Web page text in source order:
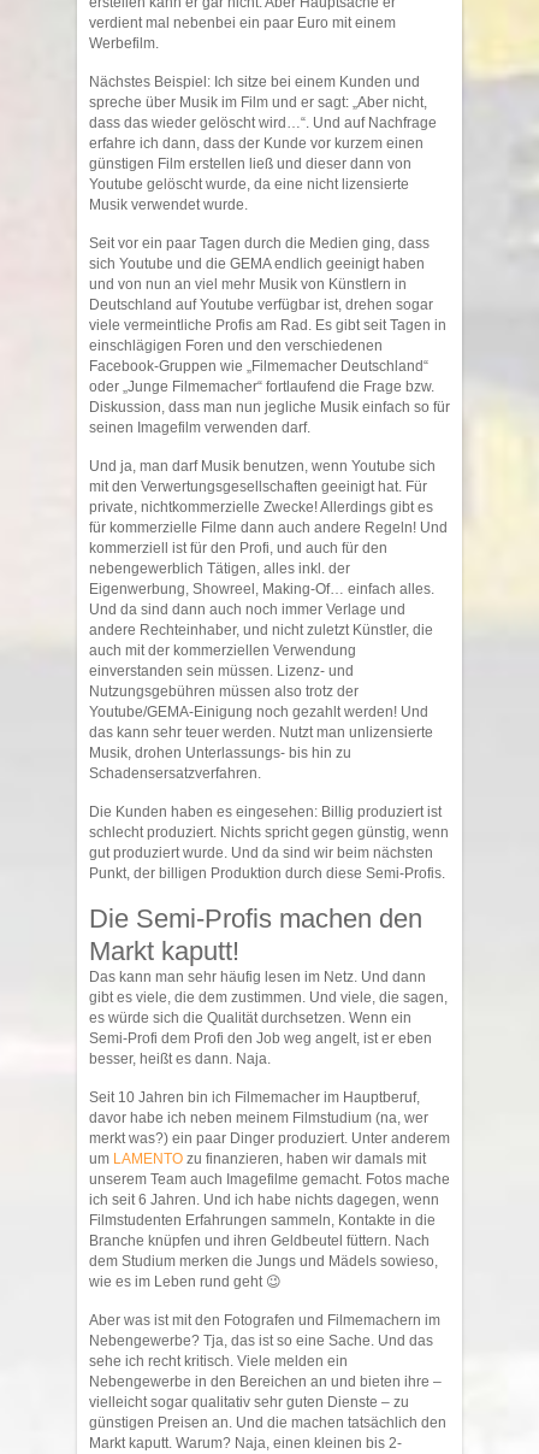
verdient mal nebenbei ein paar Euro mit einem
Werbefilm.
Nächstes Beispiel: Ich sitze bei einem Kunden und
spreche über Musik im Film und er sagt: „Aber nicht,
dass das wieder gelöscht wird…“. Und auf Nachfrage
erfahre ich dann, dass der Kunde vor kurzem einen
günstigen Film erstellen ließ und dieser dann von
Youtube gelöscht wurde, da eine nicht lizensierte
Musik verwendet wurde.
Seit vor ein paar Tagen durch die Medien ging, dass
sich Youtube und die GEMA endlich geeinigt haben
und von nun an viel mehr Musik von Künstlern in
Deutschland auf Youtube verfügbar ist, drehen sogar
viele vermeintliche Profis am Rad. Es gibt seit Tagen in
einschlägigen Foren und den verschiedenen
Facebook-Gruppen wie „Filmemacher Deutschland“
oder „Junge Filmemacher“ fortlaufend die Frage bzw.
Diskussion, dass man nun jegliche Musik einfach so für
seinen Imagefilm verwenden darf.
Und ja, man darf Musik benutzen, wenn Youtube sich
mit den Verwertungsgesellschaften geeinigt hat. Für
private, nichtkommerzielle Zwecke! Allerdings gibt es
für kommerzielle Filme dann auch andere Regeln! Und
kommerziell ist für den Profi, und auch für den
nebengewerblich Tätigen, alles inkl. der
Eigenwerbung, Showreel, Making-Of… einfach alles.
Und da sind dann auch noch immer Verlage und
andere Rechteinhaber, und nicht zuletzt Künstler, die
auch mit der kommerziellen Verwendung
einverstanden sein müssen. Lizenz- und
Nutzungsgebühren müssen also trotz der
Youtube/GEMA-Einigung noch gezahlt werden! Und
das kann sehr teuer werden. Nutzt man unlizensierte
Musik, drohen Unterlassungs- bis hin zu
Schadensersatzverfahren.
Die Kunden haben es eingesehen: Billig produziert ist
schlecht produziert. Nichts spricht gegen günstig, wenn
gut produziert wurde. Und da sind wir beim nächsten
Punkt, der billigen Produktion durch diese Semi-Profis.
Die Semi-Profis machen den
Markt kaputt!
Das kann man sehr häufig lesen im Netz. Und dann
gibt es viele, die dem zustimmen. Und viele, die sagen,
es würde sich die Qualität durchsetzen. Wenn ein
Semi-Profi dem Profi den Job weg angelt, ist er eben
besser, heißt es dann. Naja.
Seit 10 Jahren bin ich Filmemacher im Hauptberuf,
davor habe ich neben meinem Filmstudium (na, wer
merkt was?) ein paar Dinger produziert. Unter anderem
um LAMENTO zu finanzieren, haben wir damals mit
unserem Team auch Imagefilme gemacht. Fotos mache
ich seit 6 Jahren. Und ich habe nichts dagegen, wenn
Filmstudenten Erfahrungen sammeln, Kontakte in die
Branche knüpfen und ihren Geldbeutel füttern. Nach
dem Studium merken die Jungs und Mädels sowieso,
wie es im Leben rund geht 😉
Aber was ist mit den Fotografen und Filmemachern im
Nebengewerbe? Tja, das ist so eine Sache. Und das
sehe ich recht kritisch. Viele melden ein
Nebengewerbe in den Bereichen an und bieten ihre –
vielleicht sogar qualitativ sehr guten Dienste – zu
günstigen Preisen an. Und die machen tatsächlich den
Markt kaputt. Warum? Naja, einen kleinen bis 2-